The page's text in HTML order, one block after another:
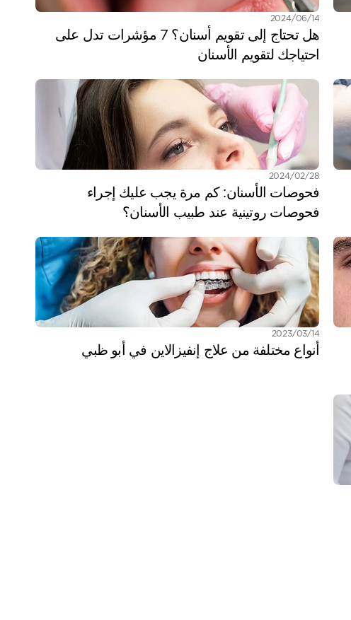
14‏/06‏/2024
احتياجك لتقويم الأسنان
28‏/02‏/2024
فحوصات روتينية عند طبيب الأسنان؟
14‏/03‏/2023
أنواع مختلفة من علاج إنفيزالاين في أبو ظبي